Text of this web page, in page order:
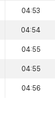
04:53
04:54
04:55
04:55
04:56